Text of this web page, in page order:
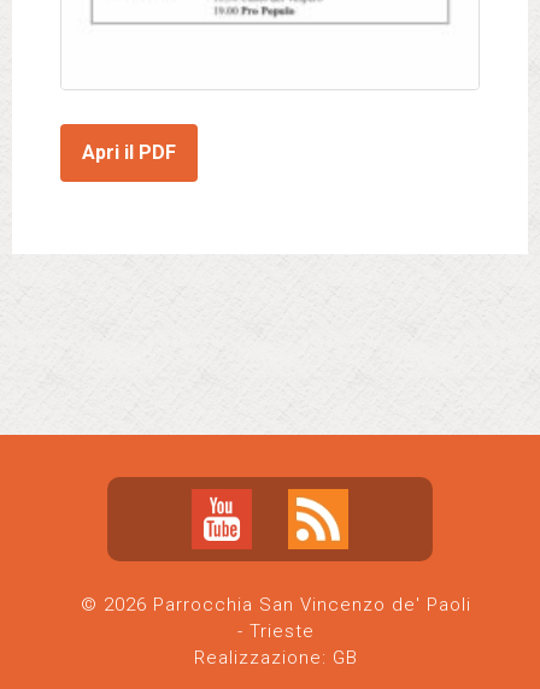
Apri il PDF
© 2026 Parrocchia San Vincenzo de' Paoli
- Trieste
Realizzazione: GB